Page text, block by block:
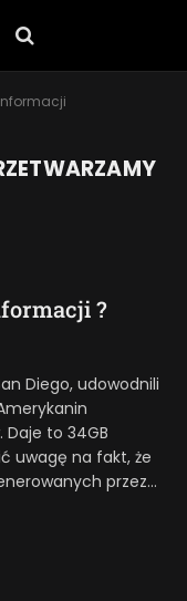
?
Diego, udowodnili
to 34GB
uwagę na fakt, że
przez…